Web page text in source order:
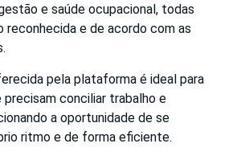
e saúde ocupacional, todas
e de acordo com as
pela plataforma é ideal para
precisam conciliar trabalho e
a oportunidade de se
ritmo e de forma eficiente.